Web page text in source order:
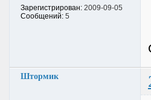
Зарегистрирован: 2009-09-05
Сообщений: 5
Штормик